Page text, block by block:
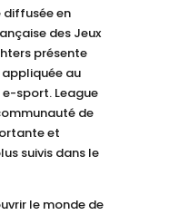
diffusée en
des Jeux
présente
au
sport. League
de
et
suivis dans le
le monde de